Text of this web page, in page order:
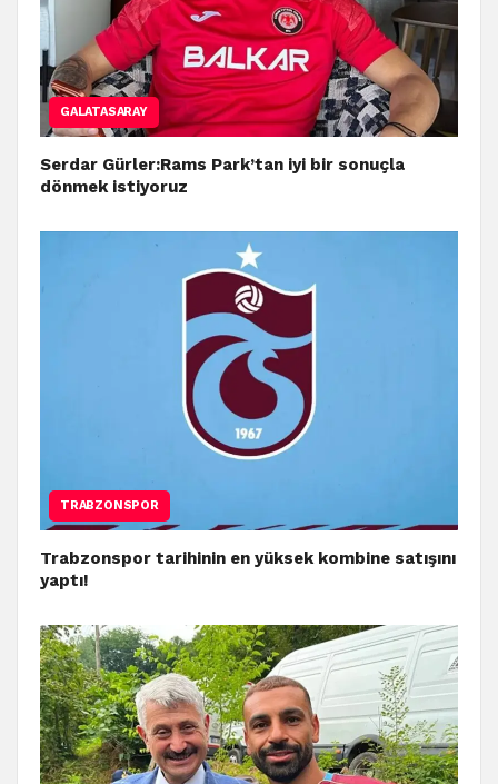
GALATASARAY
Serdar Gürler:Rams Park’tan iyi bir sonuçla
dönmek istiyoruz
TRABZONSPOR
Trabzonspor tarihinin en yüksek kombine satışını
yaptı!